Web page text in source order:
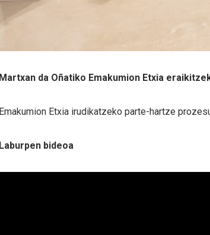
Martxan da Oñatiko Emakumion Etxia
Emakumion Etxia irudikatzeko parte-hartze
Laburpen bideoa